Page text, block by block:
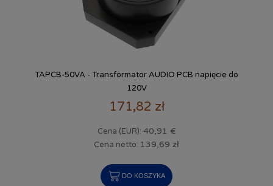
TAPCB-50VA - Transformator AUDIO PCB napięcie do
120V
171,82 zł
Cena (EUR): 40,91 €
Cena netto: 139,69 zł
DO KOSZYKA